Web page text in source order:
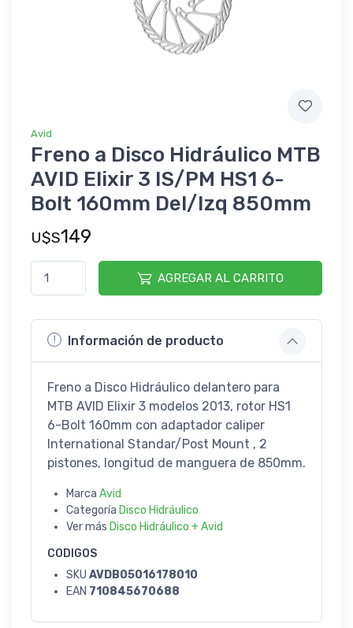
Avid
Freno a Disco Hidráulico MTB
AVID Elixir 3 IS/PM HS1 6-
Bolt 160mm Del/Izq 850mm
U$S149
AGREGAR AL CARRITO
Información de producto
Freno a Disco Hidráulico delantero para
MTB AVID Elixir 3 modelos 2013, rotor HS1
6-Bolt 160mm con adaptador caliper
International Standar/Post Mount , 2
pistones, longitud de manguera de 850mm.
Marca Avid
Categoría Disco Hidráulico
Ver más Disco Hidráulico + Avid
CODIGOS
SKU AVDB05016178010
EAN 710845670688